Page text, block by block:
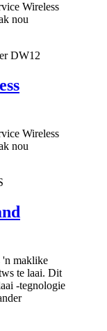
Wireless
nou
Wireless
nou
'n maklike
te laai. Dit
-tegnologie